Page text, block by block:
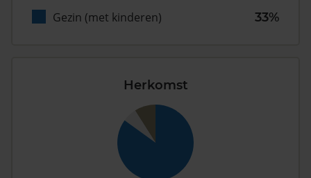
Gezin (met kinderen)
33%
Herkomst